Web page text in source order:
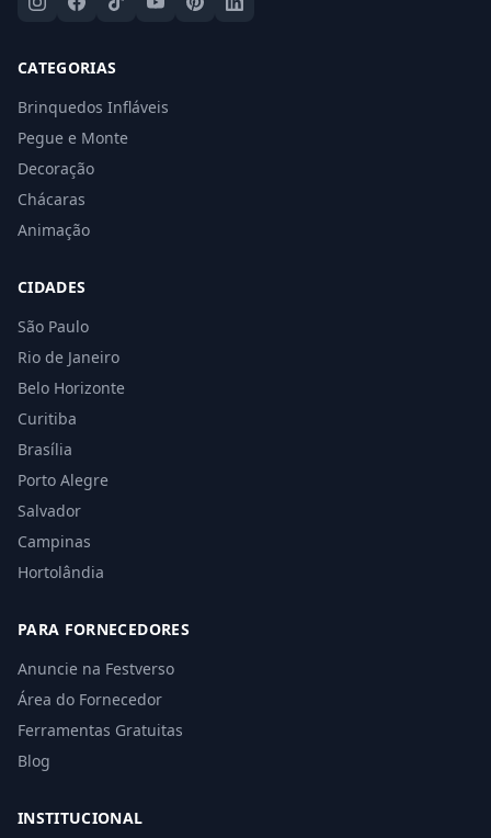
CATEGORIAS
Brinquedos Infláveis
Pegue e Monte
Decoração
Chácaras
Animação
CIDADES
São Paulo
Rio de Janeiro
Belo Horizonte
Curitiba
Brasília
Porto Alegre
Salvador
Campinas
Hortolândia
PARA FORNECEDORES
Anuncie na Festverso
Área do Fornecedor
Ferramentas Gratuitas
Blog
INSTITUCIONAL